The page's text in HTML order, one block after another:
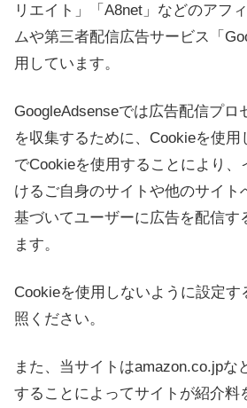
リエイト」「A8net」などのアフ
ムや第三者配信広告サービス「
用しています。
GoogleAdsenseでは広告配信プロ
を収集するために、Cookieを使用
でCookieを使用することにより、
けるご自身のサイトや他のサイト
基づいてユーザーに広告を配信す
ます。
Cookieを使用しないように設定す
照ください。
また、当サイトはamazon.co.jpな
することによってサイトが紹介料